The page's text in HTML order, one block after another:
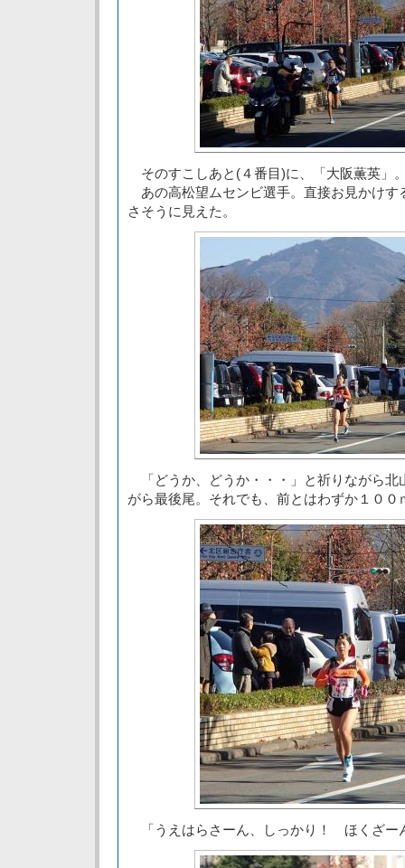
そのすこしあと(４番目)に、「大阪薫英」
あの高松望ムセンビ選手。直接お見かけす
さそうに見えた。
「どうか、どうか・・・」と祈りながら北
がら最後尾。それでも、前とはわずか１００
「うえはらさーん、しっかり！ ほくざー